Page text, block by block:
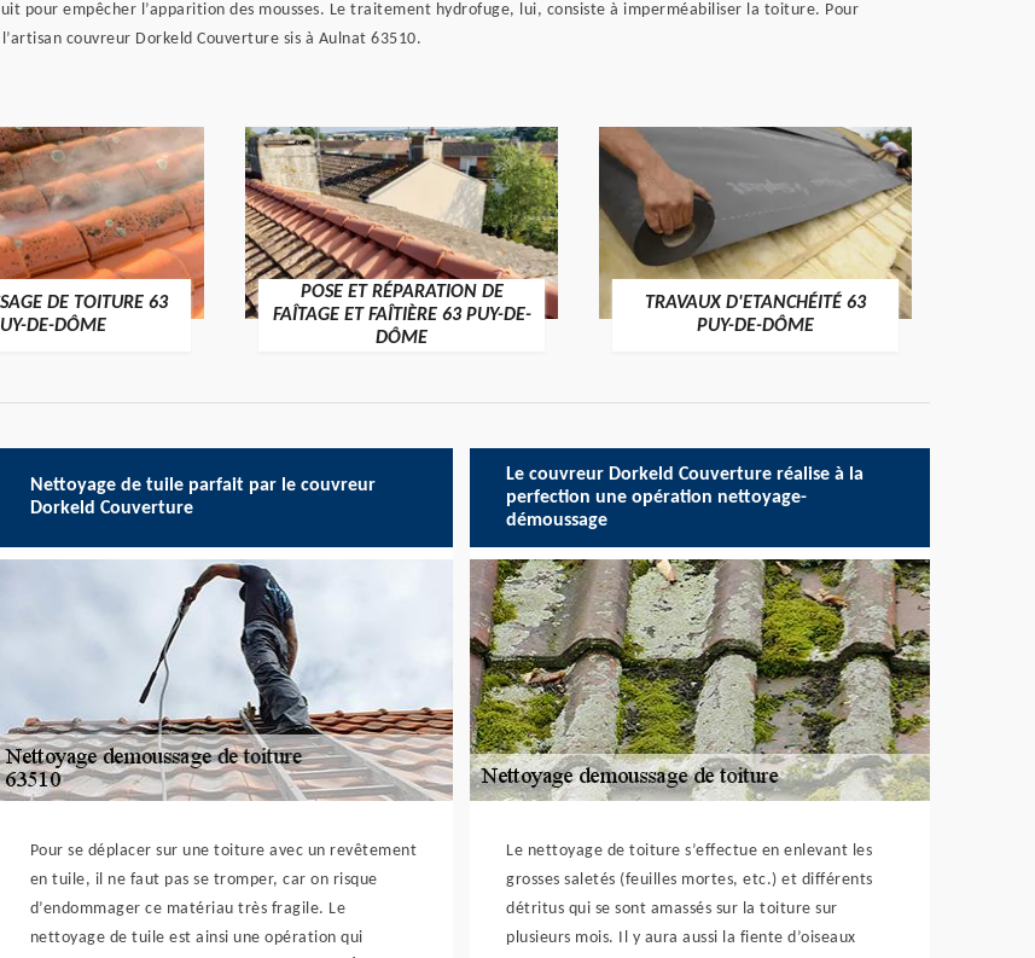
pour empêcher l’apparition des mousses. Le traitement hydrofuge, lui, consiste à imperméabiliser la toiture. Pour
couvreur Dorkeld Couverture sis à Aulnat 63510.
DE TOITURE 63
DE-DÔME
POSE ET RÉPARATION DE
FAÎTAGE ET FAÎTIÈRE 63 PUY-DE-
DÔME
TRAVAUX D'ETANCHÉITÉ 63
PUY-DE-DÔME
Nettoyage de tuile parfait par le couvreur
Dorkeld Couverture
Pour se déplacer sur une toiture avec un revêtement
en tuile, il ne faut pas se tromper, car on risque
d’endommager ce matériau très fragile. Le
nettoyage de tuile est ainsi une opération qui
Le couvreur Dorkeld Couverture réalise à la
perfection une opération nettoyage-
démoussage
Le nettoyage de toiture s’effectue en enlevant les
grosses saletés (feuilles mortes, etc.) et différents
détritus qui se sont amassés sur la toiture sur
plusieurs mois. Il y aura aussi la fiente d’oiseaux